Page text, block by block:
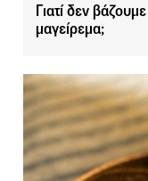
Γιατί δεν
μαγείρεμα;